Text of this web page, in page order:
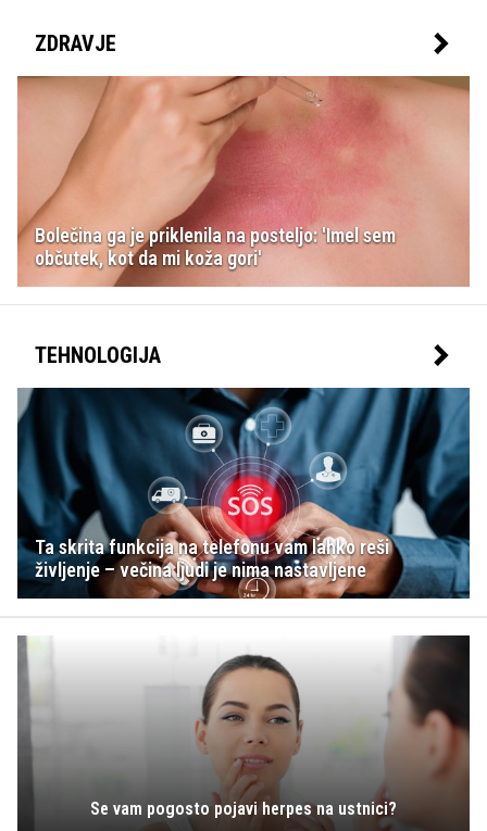
ZDRAVJE
Bolečina ga je priklenila na posteljo: 'Imel sem
občutek, kot da mi koža gori'
TEHNOLOGIJA
Ta skrita funkcija na telefonu vam lahko reši
življenje – večina ljudi je nima nastavljene
Se vam pogosto pojavi herpes na ustnici?